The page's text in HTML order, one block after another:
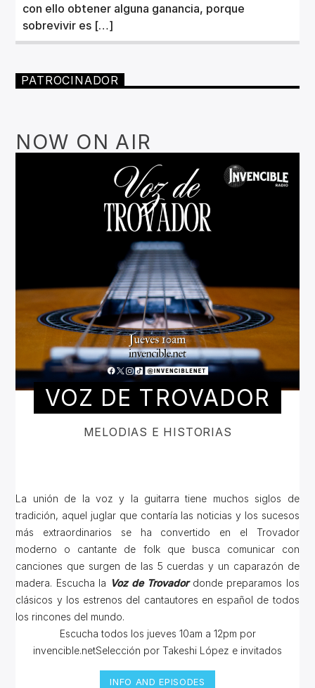
con ello obtener alguna ganancia, porque
sobrevivir es […]
PATROCINADOR
NOW ON AIR
VOZ DE TROVADOR
MELODIAS E HISTORIAS
La unión de la voz y la guitarra tiene muchos siglos de
tradición, aquel juglar que contaría las noticias y los sucesos
más extraordinarios se ha convertido en el Trovador
moderno o cantante de folk que busca comunicar con
canciones que surgen de las 5 cuerdas y un caparazón de
madera. Escucha la Voz de Trovador donde preparamos los
clásicos y los estrenos del cantautores en español de todos
los rincones del mundo.
Escucha todos los jueves 10am a 12pm por
invencible.netSelección por Takeshi López e invitados
INFO AND EPISODES